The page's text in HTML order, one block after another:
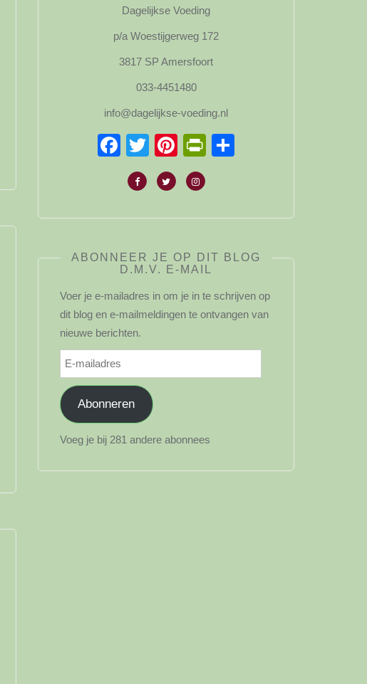
Dagelijkse Voeding
p/a Woestijgerweg 172
3817 SP Amersfoort
033-4451480
info@dagelijkse-voeding.nl
Facebook
TwitterPinterest
PrintFriendly
ABONNEER JE OP DIT BLOG
D.M.V. E-MAIL
Voer je e-mailadres in om je in te schrijven op
dit blog en e-mailmeldingen te ontvangen van
nieuwe berichten.
E-
mailadres
Abonneren
Voeg je bij 281 andere abonnees